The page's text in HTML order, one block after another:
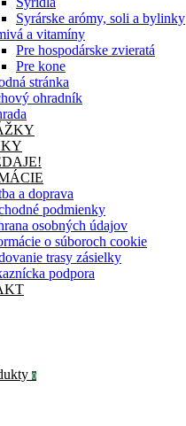
Syrárske arómy, soli a bylinky
a vitamíny
Pre hospodárske zvieratá
Pre kone
stránka
ohradník
a doprava
podmienky
osobných údajov
o súboroch cookie
trasy zásielky
podpora
0